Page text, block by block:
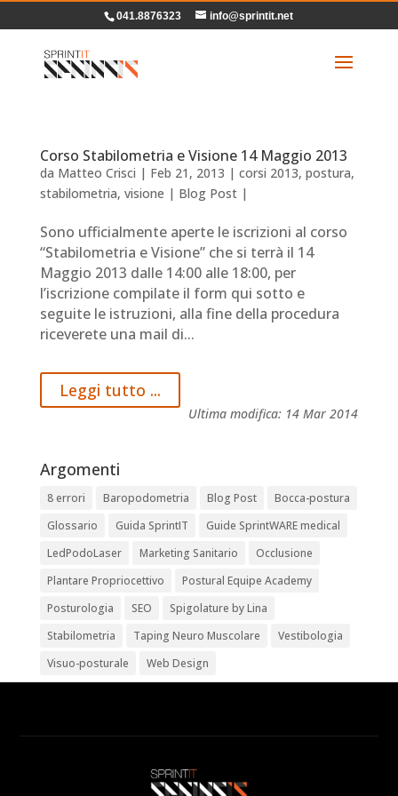
041.8876323 info@sprintit.net
Corso Stabilometria e Visione 14 Maggio 2013
da Matteo Crisci | Feb 21, 2013 | corsi 2013, postura,
stabilometria, visione | Blog Post|
Sono ufficialmente aperte le iscrizioni al corso
“Stabilometria e Visione” che si terrà il 14
Maggio 2013 dalle 14:00 alle 18:00, per
l’iscrizione compilate il form qui sotto e
seguite le istruzioni, alla fine della procedura
riceverete una mail di...
Leggi tutto ...
Ultima modifica: 14 Mar 2014
Argomenti
8 errori Baropodometria Blog Post
Bocca-postura
Glossario
Guida SprintIT
Guide SprintWARE medical
LedPodoLaser
Marketing Sanitario
Occlusione
Plantare Propriocettivo
Postural Equipe Academy
Posturologia
SEO
Spigolature by Lina
Stabilometria
Taping Neuro Muscolare
Vestibologia
Visuo-posturale
Web Design
Archivi